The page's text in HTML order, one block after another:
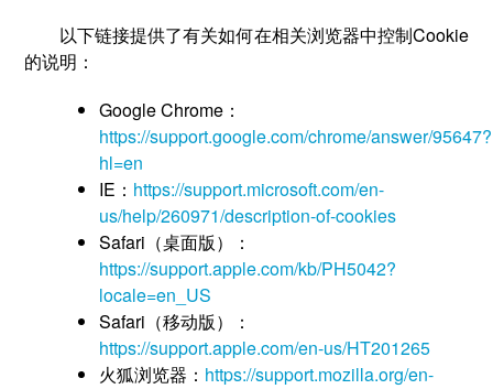
以下链接提供了有关如何在相关浏览器中控制Cookie
的说明：
Google Chrome：
https://support.google.com/chrome/answer/95647?
hl=en
IE： https://support.microsoft.com/en-
us/help/260971/description-of-cookies
Safari（桌面版）：
https://support.apple.com/kb/PH5042?
locale=en_US
Safari（移动版）：
https://support.apple.com/en-us/HT201265
火狐浏览器： https://support.mozilla.org/en-